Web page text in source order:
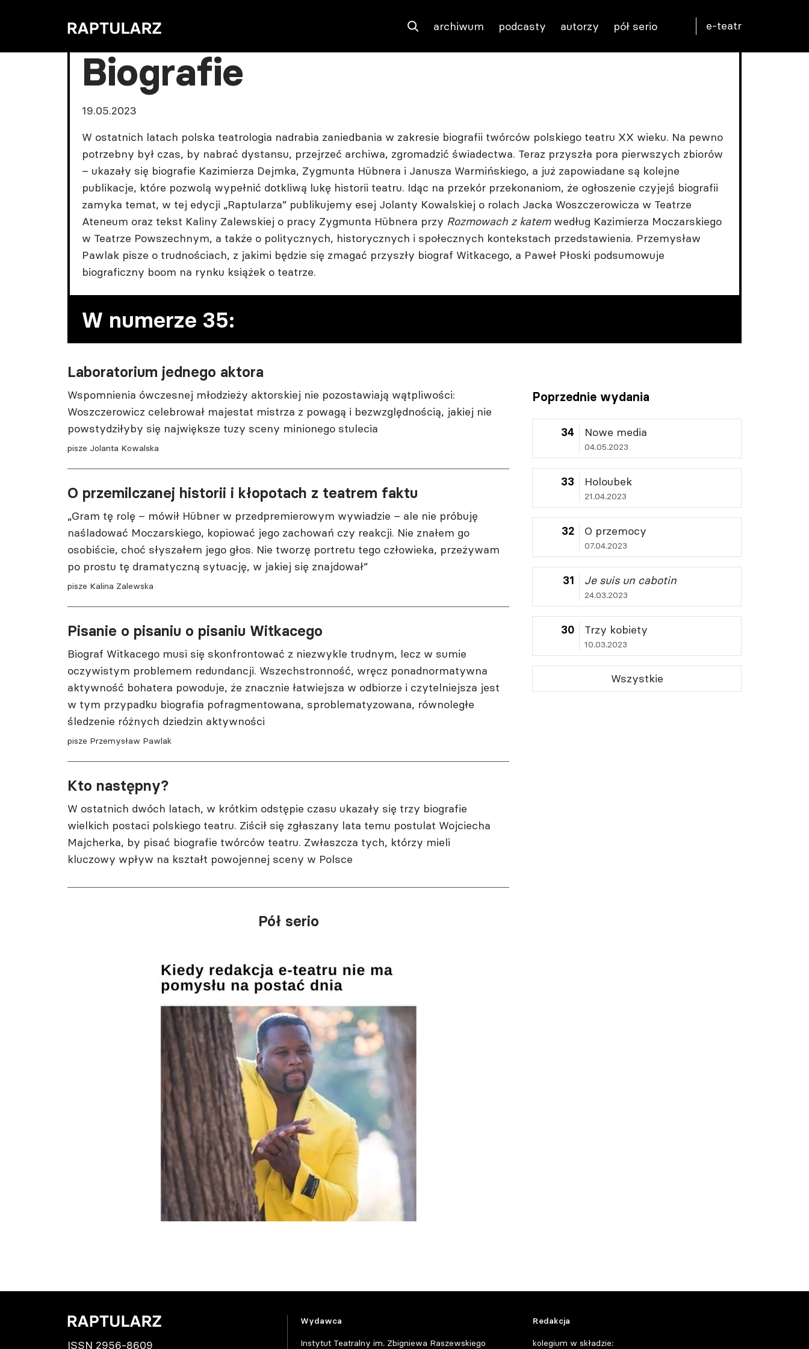
archiwum podcasty autorzy pół serio e-teatr
Biografie
19.05.2023
W ostatnich latach polska teatrologia nadrabia zaniedbania w zakresie biografii twórców polskiego teatru XX wieku. Na pewno
potrzebny był czas, by nabrać dystansu, przejrzeć archiwa, zgromadzić świadectwa. Teraz przyszła pora pierwszych zbiorów
– ukazały się biografie Kazimierza Dejmka, Zygmunta Hübnera i Janusza Warmińskiego, a już zapowiadane są kolejne
publikacje, które pozwolą wypełnić dotkliwą lukę historii teatru. Idąc na przekór przekonaniom, że ogłoszenie czyjejś biografii
zamyka temat, w tej edycji „Raptularza” publikujemy esej Jolanty Kowalskiej o rolach Jacka Woszczerowicza w Teatrze
Ateneum oraz tekst Kaliny Zalewskiej o pracy Zygmunta Hübnera przy Rozmowach z katemwedług Kazimierza Moczarskiego
w Teatrze Powszechnym, a także o politycznych, historycznych i społecznych kontekstach przedstawienia. Przemysław
Pawlak pisze o trudnościach, z jakimi będzie się zmagać przyszły biograf Witkacego, a Paweł Płoski podsumowuje
biograficzny boom na rynku książek o teatrze.
W numerze 35:
Laboratorium jednego aktora
Wspomnienia ówczesnej młodzieży aktorskiej nie pozostawiają wątpliwości:
Woszczerowicz celebrował majestat mistrza z powagą i bezwzględnością, jakiej nie
powstydziłyby się największe tuzy sceny minionego stulecia
pisze Jolanta Kowalska
O przemilczanej historii i kłopotach z teatrem faktu
„Gram tę rolę – mówił Hübner w przedpremierowym wywiadzie – ale nie próbuję
naśladować Moczarskiego, kopiować jego zachowań czy reakcji. Nie znałem go
osobiście, choć słyszałem jego głos. Nie tworzę portretu tego człowieka, przeżywam
po prostu tę dramatyczną sytuację, w jakiej się znajdował”
pisze Kalina Zalewska
Pisanie o pisaniu o pisaniu Witkacego
Biograf Witkacego musi się skonfrontować z niezwykle trudnym, lecz w sumie
oczywistym problemem redundancji. Wszechstronność, wręcz ponadnormatywna
aktywność bohatera powoduje, że znacznie łatwiejsza w odbiorze i czytelniejsza jest
w tym przypadku biografia pofragmentowana, sproblematyzowana, równoległe
śledzenie różnych dziedzin aktywności
pisze Przemysław Pawlak
Kto następny?
W ostatnich dwóch latach, w krótkim odstępie czasu ukazały się trzy biografie
wielkich postaci polskiego teatru. Ziścił się zgłaszany lata temu postulat Wojciecha
Majcherka, by pisać biografie twórców teatru. Zwłaszcza tych, którzy mieli
kluczowy wpływ na kształt powojennej sceny w Polsce
Pół serio
Poprzednie wydania
34 Nowe media
04.05.2023
33 Holoubek
21.04.2023
32 O przemocy
07.04.2023
31 Je suis un cabotin
24.03.2023
30 Trzy kobiety
10.03.2023
Wszystkie
ISSN 2956-8609
Wydawca
Instytut Teatralny im. Zbigniewa Raszewskiego
Redakcja
kolegium w składzie: